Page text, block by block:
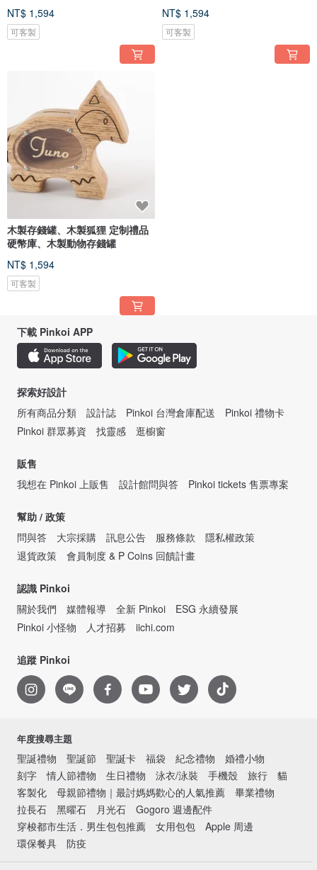
NT$ 1,594
可客製
NT$ 1,594
可客製
木製存錢罐、木製狐狸 定制禮品
硬幣庫、木製動物存錢罐
NT$ 1,594
可客製
下載 Pinkoi APP
探索好設計
所有商品分類
設計誌 Pinkoi 台灣倉庫配送
Pinkoi 禮物卡
Pinkoi 群眾募資
找靈感 逛櫥窗
販售
我想在 Pinkoi 上販售
設計館問與答 Pinkoi tickets 售票專案
幫助 / 政策
問與答
大宗採購 訊息公告 服務條款
隱私權政策
退貨政策
會員制度 & P Coins 回饋計畫
認識 Pinkoi
關於我們
媒體報導 全新 Pinkoi
ESG 永續發展
Pinkoi 小怪物
人才招募 iichi.com
追蹤 Pinkoi
年度搜尋主題
聖誕禮物 聖誕節 聖誕卡 福袋 紀念禮物
婚禮小物
刻字
情人節禮物 生日禮物 泳衣/泳裝 手機殼 旅行
貓
客製化
母親節禮物｜最討媽媽歡心的人氣推薦
畢業禮物
拉長石
黑曜石 月光石
Gogoro 週邊配件
穿梭都市生活．男生包包推薦
女用包包
Apple 周邊
環保餐具
防疫